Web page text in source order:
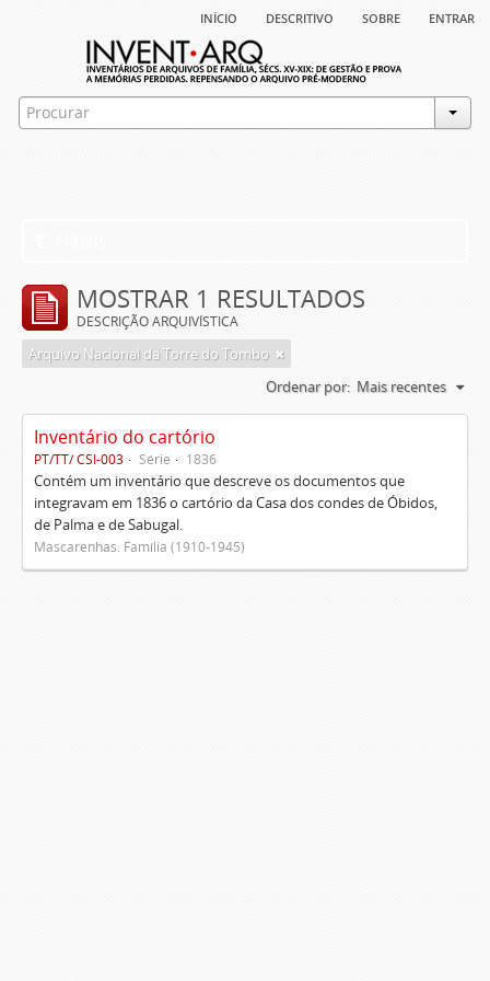
início descritivo sobre entrar
MOSTRAR 1 RESULTADOS
DESCRIÇÃO ARQUIVÍSTICA
Arquivo Nacional da Torre do Tombo
Ordenar por: Mais recentes
Inventário do cartório
PT/TT/ CSI-003 Série 1836
Contém um inventário que descreve os documentos que
integravam em 1836 o cartório da Casa dos condes de Óbidos,
de Palma e de Sabugal.
Mascarenhas. Família (1910-1945)